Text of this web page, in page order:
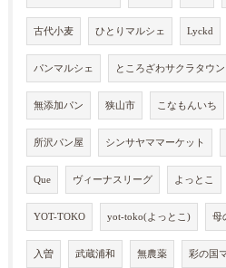
古代小麦 ひとりマルシェ Lyckd
パンマルシェ ところざわサクラタウン
無添加パン 狭山市 こなもんいち
所沢パン屋 シンサヤママーケット
Que ヴィーナスリーグ よっとこ
YOT-TOKO yot-toko(よっとこ) 母
入曽 武蔵浦和 無農薬 彩の国